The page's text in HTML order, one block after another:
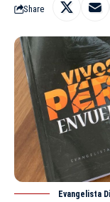
Share
Evangelista